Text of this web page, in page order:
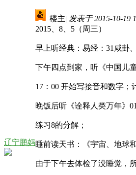
辽宁鹏妈
楼主| 发表于 2015-10-19
2015、8、5（周三）
早上听经典：易经：31咸卦
下午四点到家，听《中国儿
17：00 开始写接音和数字；
晚饭后听《诠释人类万年》
练习8的分解；
睡前读天书：《宇宙、地球
由于下午去体检了没睡觉，